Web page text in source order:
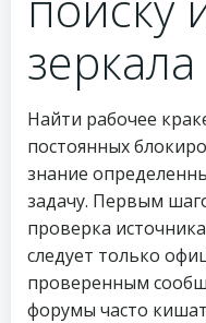
зеркала
Найти рабочее
постоянных
знание
задачу. Первым
проверка
следует только
проверенным
форумы часто